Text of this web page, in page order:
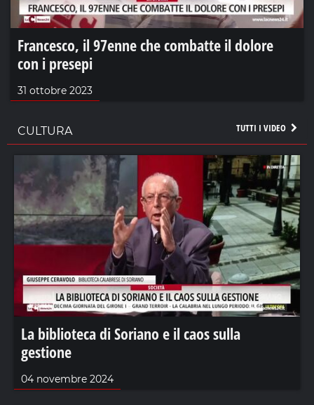
Francesco, il 97enne che combatte il dolore
con i presepi
31 ottobre 2023
TUTTI I VIDEO
CULTURA
La biblioteca di Soriano e il caos sulla
gestione
04 novembre 2024